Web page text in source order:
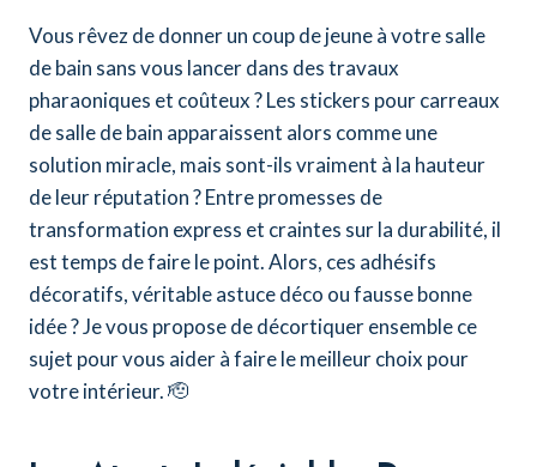
Vous rêvez de donner un coup de jeune à votre salle
de bain sans vous lancer dans des travaux
pharaoniques et coûteux ? Les stickers pour carreaux
de salle de bain apparaissent alors comme une
solution miracle, mais sont-ils vraiment à la hauteur
de leur réputation ? Entre promesses de
transformation express et craintes sur la durabilité, il
est temps de faire le point. Alors, ces adhésifs
décoratifs, véritable astuce déco ou fausse bonne
idée ? Je vous propose de décortiquer ensemble ce
sujet pour vous aider à faire le meilleur choix pour
votre intérieur. 🫡